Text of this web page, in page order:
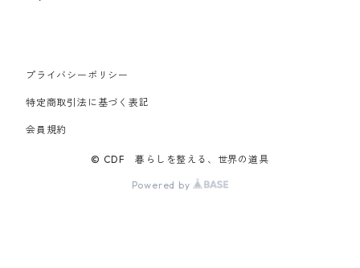
プライバシーポリシー
特定商取引法に基づく表記
会員規約
© CDF 暮らしを整える、世界の道具
Powered by